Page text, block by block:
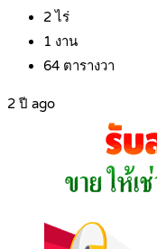
2ไร่
1 งาน
64 ตารางวา
2 ปี ago